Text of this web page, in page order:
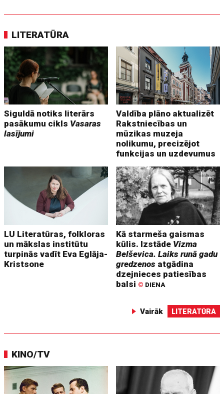
LITERATŪRA
Siguldā notiks literārs
pasākumu cikls Vasaras
lasījumi
Valdība plāno aktualizēt
Rakstniecības un
mūzikas muzeja
nolikumu, precizējot
funkcijas un uzdevumus
LU Literatūras, folkloras
un mākslas institūtu
turpinās vadīt Eva Eglāja-
Kristsone
Kā starmeša gaismas
kūlis. Izstāde Vizma
Belševica. Laiks runā gadu
gredzenos atgādina
dzejnieces patiesības
balsi © DIENA
Vairāk LITERATŪRA
KINO/TV